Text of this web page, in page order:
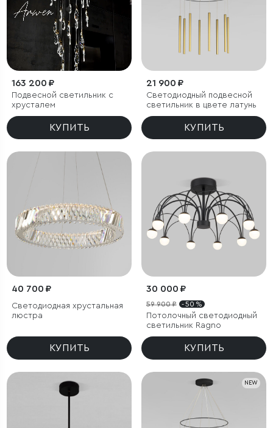
163 200 ₽
Подвесной светильник с
хрусталем
КУПИТЬ
21 900 ₽
Светодиодный подвесной
светильник в цвете латунь
КУПИТЬ
40 700 ₽
Светодиодная хрустальная
люстра
КУПИТЬ
30 000 ₽
59 900 ₽ - 50 %
Потолочный светодиодный
светильник Ragno
КУПИТЬ
NEW